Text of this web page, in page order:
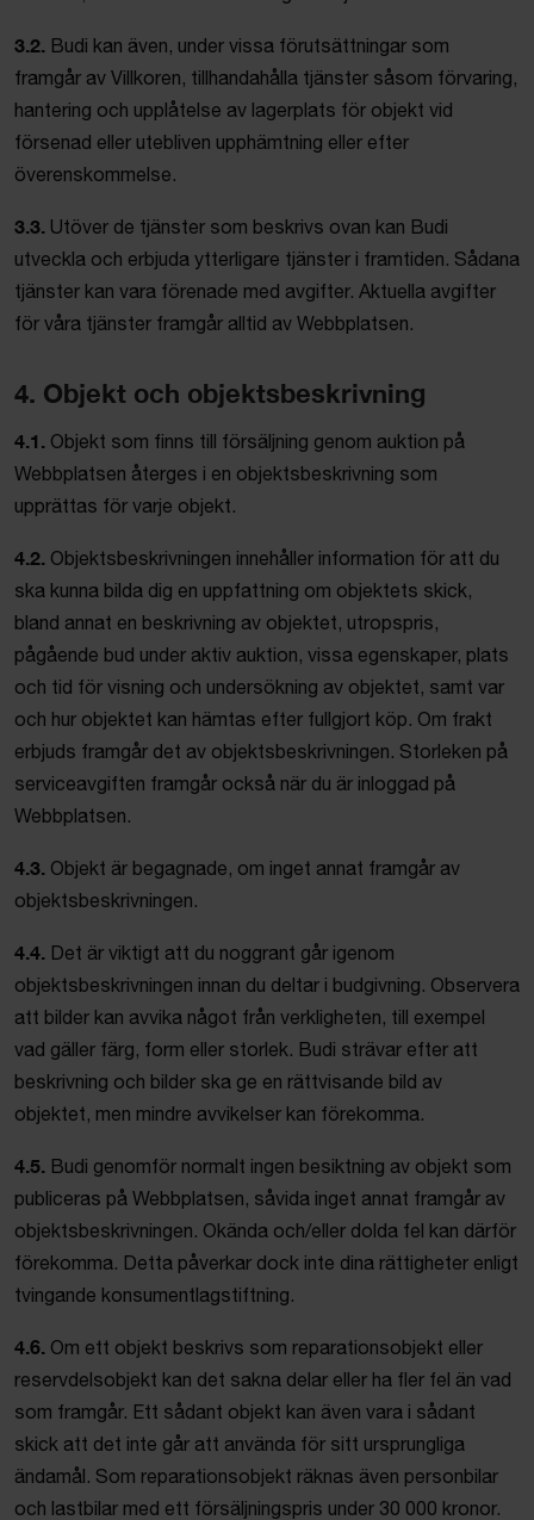
3.2. Budi kan även, under vissa förutsättningar som
framgår av Villkoren, tillhandahålla tjänster såsom förvaring,
hantering och upplåtelse av lagerplats för objekt vid
försenad eller utebliven upphämtning eller efter
överenskommelse.
3.3. Utöver de tjänster som beskrivs ovan kan Budi
utveckla och erbjuda ytterligare tjänster i framtiden. Sådana
tjänster kan vara förenade med avgifter. Aktuella avgifter
för våra tjänster framgår alltid av Webbplatsen.
4. Objekt och objektsbeskrivning
4.1. Objekt som finns till försäljning genom auktion på
Webbplatsen återges i en objektsbeskrivning som
upprättas för varje objekt.
4.2. Objektsbeskrivningen innehåller information för att du
ska kunna bilda dig en uppfattning om objektets skick,
bland annat en beskrivning av objektet, utropspris,
pågående bud under aktiv auktion, vissa egenskaper, plats
och tid för visning och undersökning av objektet, samt var
och hur objektet kan hämtas efter fullgjort köp. Om frakt
erbjuds framgår det av objektsbeskrivningen. Storleken på
serviceavgiften framgår också när du är inloggad på
Webbplatsen.
4.3. Objekt är begagnade, om inget annat framgår av
objektsbeskrivningen.
4.4. Det är viktigt att du noggrant går igenom
objektsbeskrivningen innan du deltar i budgivning. Observera
att bilder kan avvika något från verkligheten, till exempel
vad gäller färg, form eller storlek. Budi strävar efter att
beskrivning och bilder ska ge en rättvisande bild av
objektet, men mindre avvikelser kan förekomma.
4.5. Budi genomför normalt ingen besiktning av objekt som
publiceras på Webbplatsen, såvida inget annat framgår av
objektsbeskrivningen. Okända och/eller dolda fel kan därför
förekomma. Detta påverkar dock inte dina rättigheter enligt
tvingande konsumentlagstiftning.
4.6. Om ett objekt beskrivs som reparationsobjekt eller
reservdelsobjekt kan det sakna delar eller ha fler fel än vad
som framgår. Ett sådant objekt kan även vara i sådant
skick att det inte går att använda för sitt ursprungliga
ändamål. Som reparationsobjekt räknas även personbilar
och lastbilar med ett försäljningspris under 30 000 kronor.